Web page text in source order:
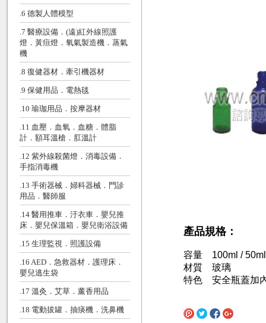
.6 德製人體模型
.7 醫療設備．(遠)紅外線照護
燈．黃疸燈．氧氣製造機．蒸氣
機
.8 復健器材．牽引機器材
.9 保健用品．電熱毯
.10 瑜珈用品．按摩器材
.11 血壓．血氧．血糖．體脂
計．額耳溫槍．肛溫計
.12 紫外線殺菌燈．消毒設備．
手指消毒機
.13 手術器械．婦科器械．門診
用品．醫師服
.14 醫用推車．汙衣車．嬰兒推
床．嬰兒保溫箱．嬰兒衛浴設備
.15 生理監視．照護設備
.16 AED．急救器材．護理床．
嬰兒逃生袋
.17 溫灸．艾草．薰香用品
.18 電動拔罐．抽痰機．洗鼻機
產品規格：
容量 100ml / 50ml
材質 玻璃
特色 安全瓶蓋加